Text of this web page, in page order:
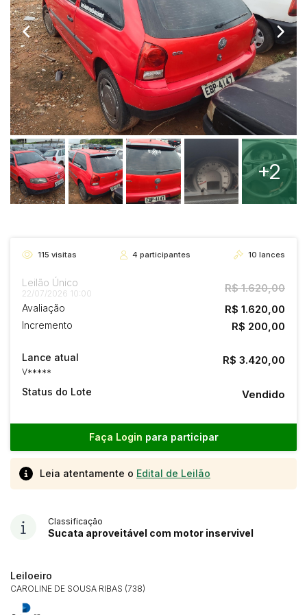
+2
115 visitas 4 participantes 10 lances
Leilão Único
22/07/2026 10:00 R$ 1.620,00
Avaliação R$ 1.620,00
Incremento R$ 200,00
Lance atual
V*****
R$ 3.420,00
Status do Lote Vendido
Faça Login para participar
Leia atentamente o Edital de Leilão
Classificação
Sucata aproveitável com motor inservivel
Leiloeiro
CAROLINE DE SOUSA RIBAS (738)